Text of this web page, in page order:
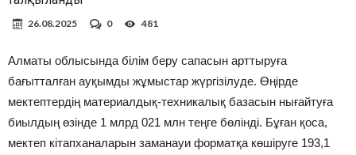
26.08.2025 0 481
Алматы облысында білім беру сапасын арттыруға
бағытталған ауқымды жұмыстар жүргізілуде. Өңірде
мектептердің материалдық-техникалық базасын нығайтуға
биылдың өзінде 1 млрд 021 млн теңге бөлінді. Бұған қоса,
мектеп кітапханаларын заманауи форматқа көшіруге 193,1